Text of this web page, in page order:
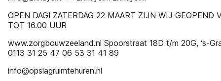
OPEN DAG! ZATERDAG 22 MAART ZIJN WIJ GEOPEND
TOT 16.00 UUR
www.zorgbouwzeeland.nl Spoorstraat 18D t/m 20G, ‘s-
0113 31 25 47 06 53 31 41 89
info@opslagruimtehuren.nl